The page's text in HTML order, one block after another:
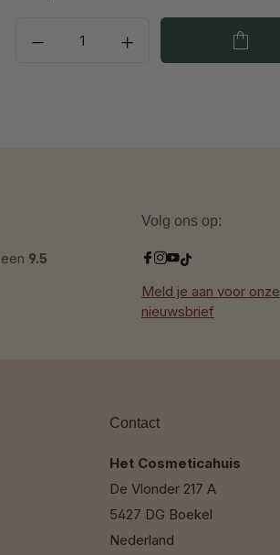
9.5
Volg ons op:
Meld je aan voor onze
nieuwsbrief
Contact
Het Cosmeticahuis
De Vlonder 217 A
5427 DG Boekel
Nederland